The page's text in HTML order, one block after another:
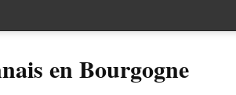
en Bourgogne